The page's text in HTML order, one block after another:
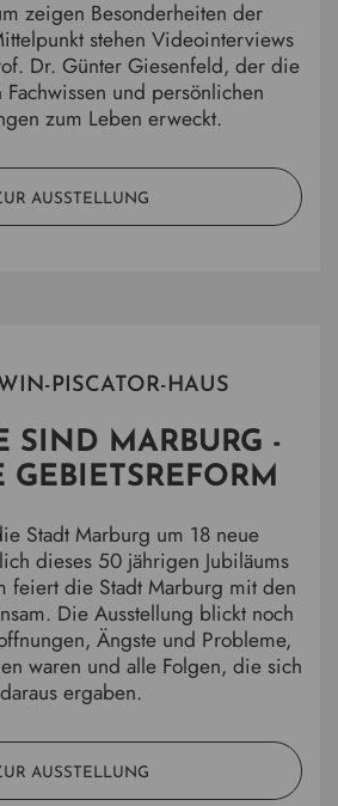
zeigen Besonderheiten der
stehen Videointerviews
Dr. Günter Giesenfeld, der die
und persönlichen
zum Leben erweckt.
AUSSTELLUNG
PISCATOR-HAUS
SIND MARBURG -
GEBIETSREFORM
Stadt Marburg um 18 neue
dieses 50 jährigen Jubiläums
feiert die Stadt Marburg mit den
Die Ausstellung blickt noch
Ängste und Probleme,
waren und alle Folgen, die sich
daraus ergaben.
AUSSTELLUNG